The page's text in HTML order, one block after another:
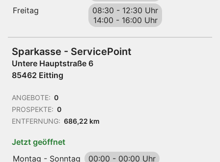
Freitag
08:30 - 12:30 Uhr
14:00 - 16:00 Uhr
Sparkasse - ServicePoint
Untere Hauptstraße 6
85462 Eitting
ANGEBOTE: 0
PROSPEKTE: 0
ENTFERNUNG: 686,22 km
Jetzt geöffnet
Montag - Sonntag
00:00 - 00:00 Uhr